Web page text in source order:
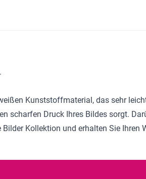
Kunststoffmaterial, das sehr
scharfen Druck Ihres Bildes sorgt.
Bilder Kollektion und erhalten Sie Ihren